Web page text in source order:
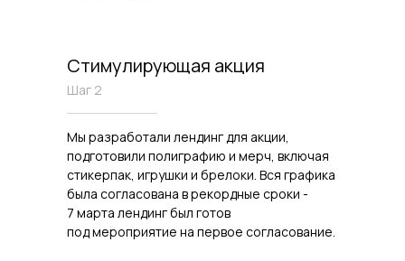
Стимулирующая акция
Шаг 2
Мы разработали лендинг для акции,
подготовили полиграфию и мерч, включая
стикерпак, игрушки и брелоки. Вся графика
была согласована в рекордные сроки -
7 марта лендинг был готов
под мероприятие на первое согласование.